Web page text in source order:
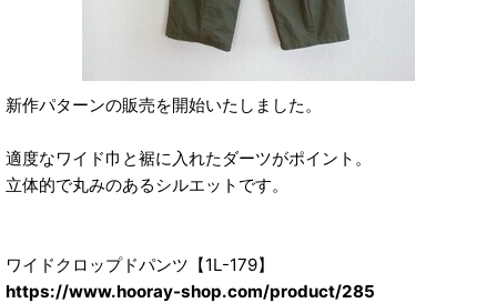
新作パターンの販売を開始いたしました。
適度なワイド巾と裾に入れたダーツがポイント。
立体的で丸みのあるシルエットです。
ワイドクロップドパンツ【1L-179】
https://www.hooray-shop.com/product/285